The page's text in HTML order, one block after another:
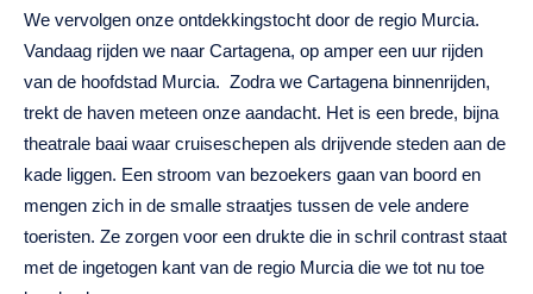
We vervolgen onze ontdekkingstocht door de regio Murcia.
Vandaag rijden we naar Cartagena, op amper een uur rijden
van de hoofdstad Murcia. Zodra we Cartagena binnenrijden,
trekt de haven meteen onze aandacht. Het is een brede, bijna
theatrale baai waar cruiseschepen als drijvende steden aan de
kade liggen. Een stroom van bezoekers gaan van boord en
mengen zich in de smalle straatjes tussen de vele andere
toeristen. Ze zorgen voor een drukte die in schril contrast staat
met de ingetogen kant van de regio Murcia die we tot nu toe